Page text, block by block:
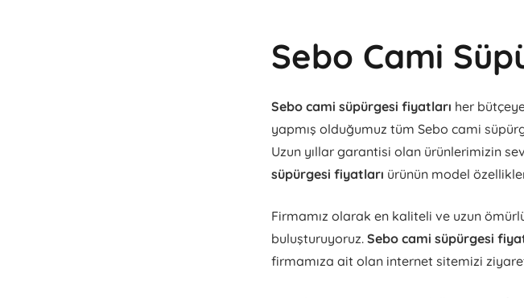
Sebo Cami
Sebo cami süpürgesi fiyatları her
yapmış olduğumuz tüm Sebo cami
Uzun yıllar garantisi olan ürünlerimizin
süpürgesi fiyatları ürünün model
Firmamız olarak en kaliteli ve uzun
buluşturuyoruz.Sebo cami süpürgesi
firmamıza ait olan internet sitemizi